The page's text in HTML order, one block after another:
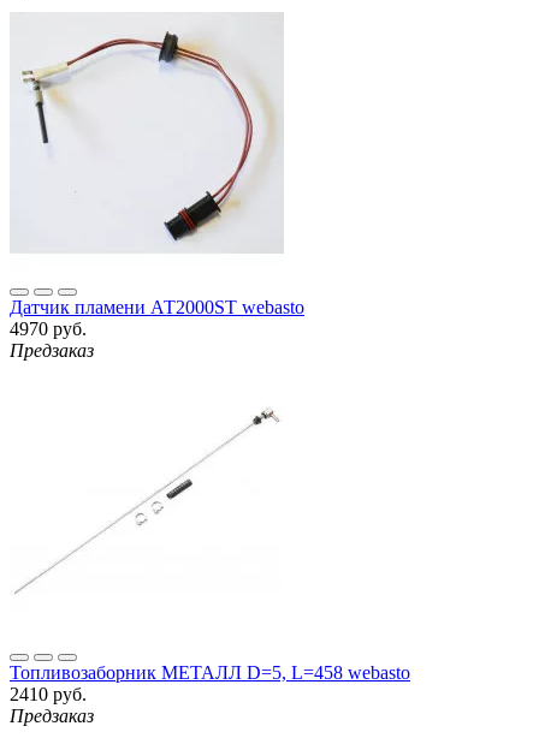
Датчик пламени АТ2000ST webasto
4970 руб.
Предзаказ
Топливозаборник МЕТАЛЛ D=5, L=458 webasto
2410 руб.
Предзаказ